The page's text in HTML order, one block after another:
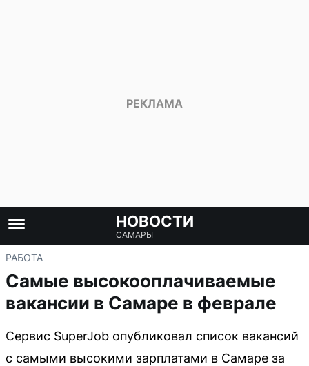
НОВОСТИ
САМАРЫ
РАБОТА
Самые высокооплачиваемые
вакансии в Самаре в феврале
Сервис SuperJob опубликовал список вакансий
с самыми высокими зарплатами в Самаре за